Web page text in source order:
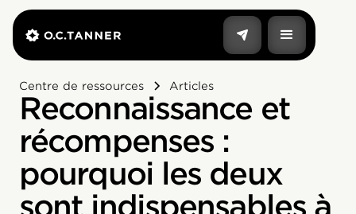
Centre de ressources Articles
Reconnaissance et
récompenses :
pourquoi les deux
sont indispensables à